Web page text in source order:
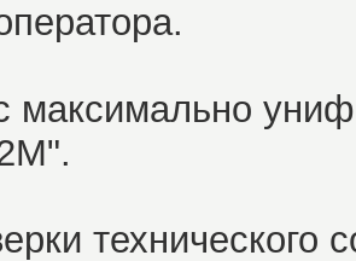
максимально
технического